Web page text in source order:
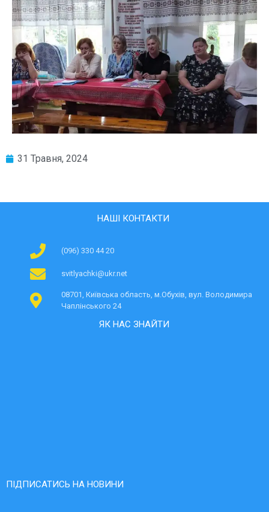
31 Травня, 2024
НАШІ КОНТАКТИ
(096) 330 44 20
svitlyachki@ukr.net
08701, Київська область, м.Обухів, вул. Володимира
Чаплінського 24
ЯК НАС ЗНАЙТИ
ПІДПИСАТИСЬ НА НОВИНИ